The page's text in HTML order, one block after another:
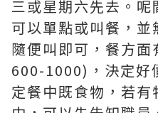
三或星期六先去。呢
可以單點或叫餐，
隨便叫即可，餐方
600-1000)，決定好
定餐中既食物，若